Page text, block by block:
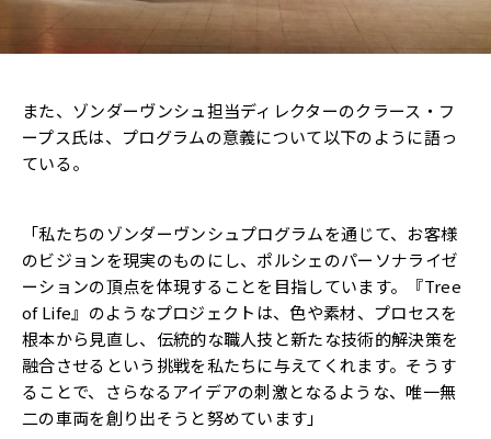
また、ゾンダーヴンシュ担当ディレクターのクラース・フ
ープス氏は、プログラムの意義について以下のように語っ
ている。
「私たちのゾンダーヴンシュプログラムを通じて、お客様
のビジョンを現実のものにし、ポルシェのパーソナライゼ
ーションの頂点を体現することを目指しています。『Tree
of Life』のようなプロジェクトは、色や素材、プロセスを
根本から見直し、伝統的な職人技と新たな技術的解決策を
融合させるという挑戦を私たちに与えてくれます。そうす
ることで、さらなるアイデアの刺激となるような、唯一無
二の車両を創り出そうと努めています」